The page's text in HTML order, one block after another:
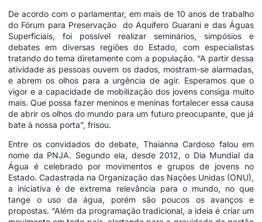
De acordo com o parlamentar, em mais de 10 anos de trabalho
do Fórum para Preservação do Aquífero Guarani e das Águas
Superficiais, foi possível realizar seminários, simpósios e
debates em diversas regiões do Estado, com especialistas
tratando do tema diretamente com a população. “A partir dessa
atividade as pessoas ouvem os dados, mostram-se alarmadas,
e abrem os olhos para a urgência de agir. Esperamos que o
vigor e a capacidade de mobilização dos jovens consiga muito
mais. Que possa fazer meninos e meninas fortalecer essa causa
de abrir os olhos do mundo para um futuro preocupante, que já
bate à nossa porta”, frisou.
Entre os convidados do debate, Thaianna Cardoso falou em
nome da PNJA. Segundo ela, desde 2012, o Dia Mundial da
Água é celebrado por movimentos e grupos de jovens no
Estado. Cadastrada na Organização das Nações Unidas (ONU),
a iniciativa é de extrema relevância para o mundo, no que
tange o uso da água, porém são poucos os avanços e
propostas. “Além da programação tradicional, a ideia é criar um